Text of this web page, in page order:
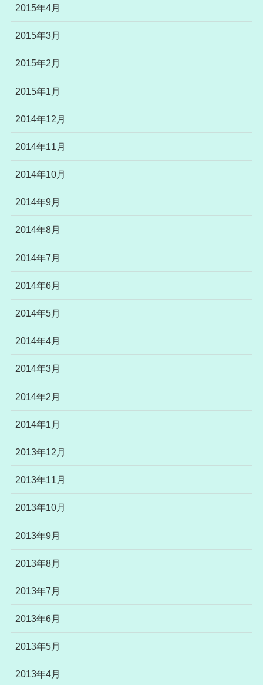
2015年4月
2015年3月
2015年2月
2015年1月
2014年12月
2014年11月
2014年10月
2014年9月
2014年8月
2014年7月
2014年6月
2014年5月
2014年4月
2014年3月
2014年2月
2014年1月
2013年12月
2013年11月
2013年10月
2013年9月
2013年8月
2013年7月
2013年6月
2013年5月
2013年4月